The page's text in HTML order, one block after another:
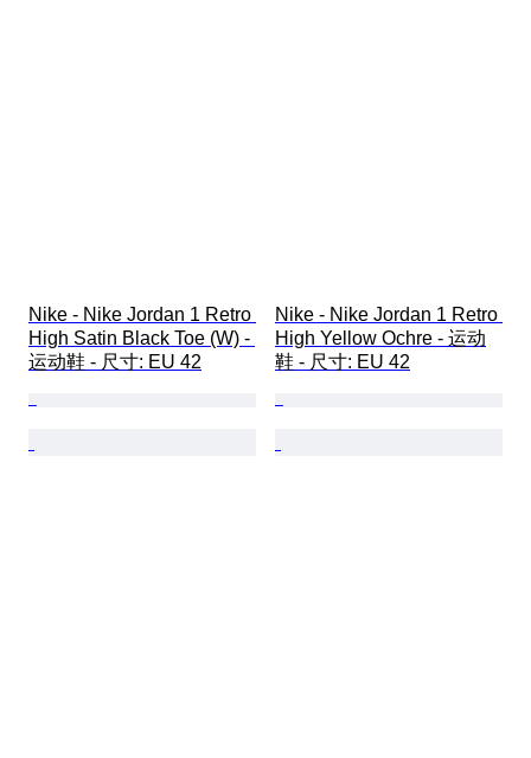
Nike - Nike Jordan 1 Retro
High Satin Black Toe (W) -
运动鞋 - 尺寸: EU 42
Nike - Nike Jordan 1 Retro
High Yellow Ochre - 运动
鞋 - 尺寸: EU 42